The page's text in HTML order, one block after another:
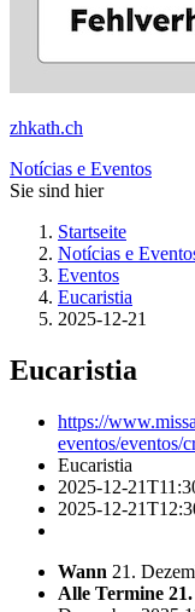
zhkath.ch
Notícias e Eventos
Sie sind hier
Startseite
Notícias e
Eventos
Eucaristia
2025-12-21
Eucaristia
https://
eventos/eventos/
Eucaristia
2025-12-
2025-12-
Wann 21.
Alle Termine